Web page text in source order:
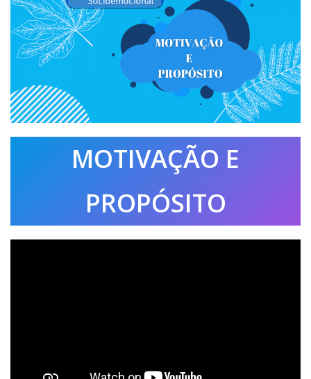
MOTIVAÇÃO E
PROPÓSITO